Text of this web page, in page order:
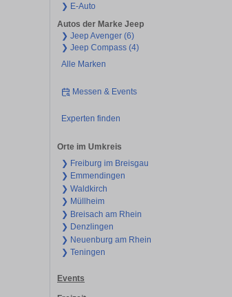
❯ E-Auto
Autos der Marke Jeep
❯ Jeep Avenger (6)
❯ Jeep Compass (4)
Alle Marken
Messen & Events
Experten finden
Orte im Umkreis
❯ Freiburg im Breisgau
❯ Emmendingen
❯ Waldkirch
❯ Müllheim
❯ Breisach am Rhein
❯ Denzlingen
❯ Neuenburg am Rhein
❯ Teningen
Events